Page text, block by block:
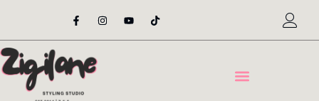
content
F
a
e
o
o
-
I
n
t
Y
o
t
T
i
t